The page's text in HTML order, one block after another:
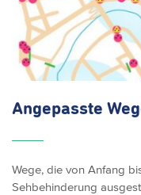
Angepasste
Wege, die von Anfang
Sehbehinderung